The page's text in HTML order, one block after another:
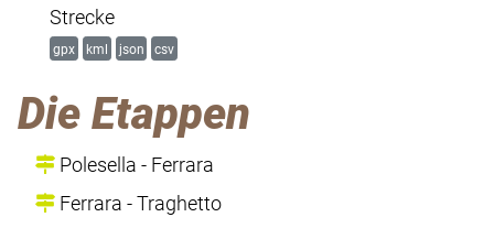
Strecke
gpx kml json csv
Die Etappen
Polesella - Ferrara
Ferrara - Traghetto